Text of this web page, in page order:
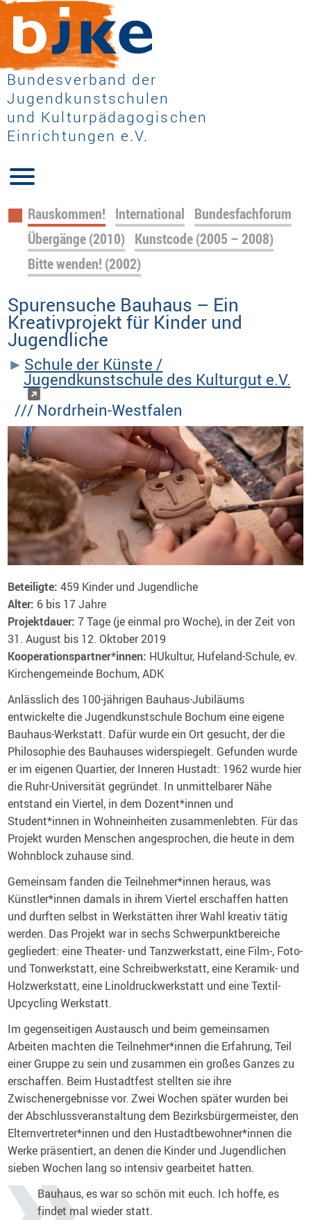
Bundesverband der
Jugendkunstschulen
und Kulturpädagogischen
Einrichtungen e.V.
Navigation
überspringen
Rauskommen! International Bundesfachforum
Übergänge (2010) Kunstcode (2005 – 2008)
Bitte wenden! (2002)
Spurensuche Bauhaus – Ein
Kreativprojekt für Kinder und
Jugendliche
Schule der Künste /
Jugendkunstschule des Kulturgut e.V.
/// Nordrhein-Westfalen
Beteiligte:459 Kinder und Jugendliche
Alter: 6 bis 17 Jahre
Projektdauer:7 Tage (je einmal pro Woche), in der Zeit von
31. August bis 12. Oktober 2019
Kooperationspartner*innen: HUkultur, Hufeland-Schule, ev.
Kirchengemeinde Bochum, ADK
Anlässlich des 100-jährigen Bauhaus-Jubiläums
entwickelte die Jugendkunstschule Bochum eine eigene
Bauhaus-Werkstatt. Dafür wurde ein Ort gesucht, der die
Philosophie des Bauhauses widerspiegelt. Gefunden wurde
er im eigenen Quartier, der Inneren Hustadt: 1962 wurde hier
die Ruhr-Universität gegründet. In unmittelbarer Nähe
entstand ein Viertel, in dem Dozent*innen und
Student*innen in Wohneinheiten zusammenlebten. Für das
Projekt wurden Menschen angesprochen, die heute in dem
Wohnblock zuhause sind.
Gemeinsam fanden die Teilnehmer*innen heraus, was
Künstler*innen damals in ihrem Viertel erschaffen hatten
und durften selbst in Werkstätten ihrer Wahl kreativ tätig
werden. Das Projekt war in sechs Schwerpunktbereiche
gegliedert: eine Theater- und Tanzwerkstatt, eine Film-, Foto-
und Tonwerkstatt, eine Schreibwerkstatt, eine Keramik- und
Holzwerkstatt, eine Linoldruckwerkstatt und eine Textil-
Upcycling Werkstatt.
Im gegenseitigen Austausch und beim gemeinsamen
Arbeiten machten die Teilnehmer*innen die Erfahrung, Teil
einer Gruppe zu sein und zusammen ein großes Ganzes zu
erschaffen. Beim Hustadtfest stellten sie ihre
Zwischenergebnisse vor. Zwei Wochen später wurden bei
der Abschlussveranstaltung dem Bezirksbürgermeister, den
Elternvertreter*innen und den Hustadtbewohner*innen die
Werke präsentiert, an denen die Kinder und Jugendlichen
sieben Wochen lang so intensiv gearbeitet hatten.
Bauhaus, es war so schön mit euch. Ich hoffe, es
findet mal wieder statt.